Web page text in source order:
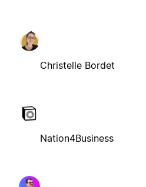
Christelle Bordet
Nation4Business